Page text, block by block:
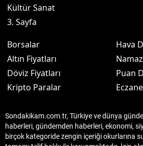
Kültür Sanat
3. Sayfa
Borsalar
Altın Fiyatları
Döviz Fiyatları
Kripto Paralar
Hava
Puan
Sondakikam.com.tr, Türkiye ve dünya
haberleri, gündemden haberleri, ekonomi,
birçok kategoride zengin içeriği okurlarına